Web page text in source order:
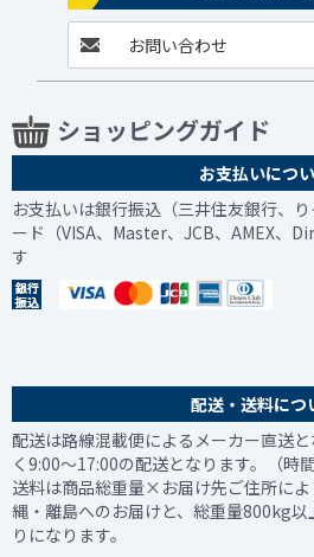
お問い合わせ
ショッピングガイド
お支払いにつ
お支払いは銀行振込（三井住友銀行、
ード（VISA、Master、JCB、AMEX、
す
配送・送料につ
配送は路線混載便によるメーカー直送
く9:00～17:00の配送となります。（時
送料は商品総重量×お届け先ご住所に
縄・離島へのお届けと、総重量800kg
りになります。